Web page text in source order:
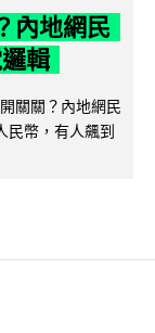
內地網民
輯
關關？內地網民
民幣，有人飆到